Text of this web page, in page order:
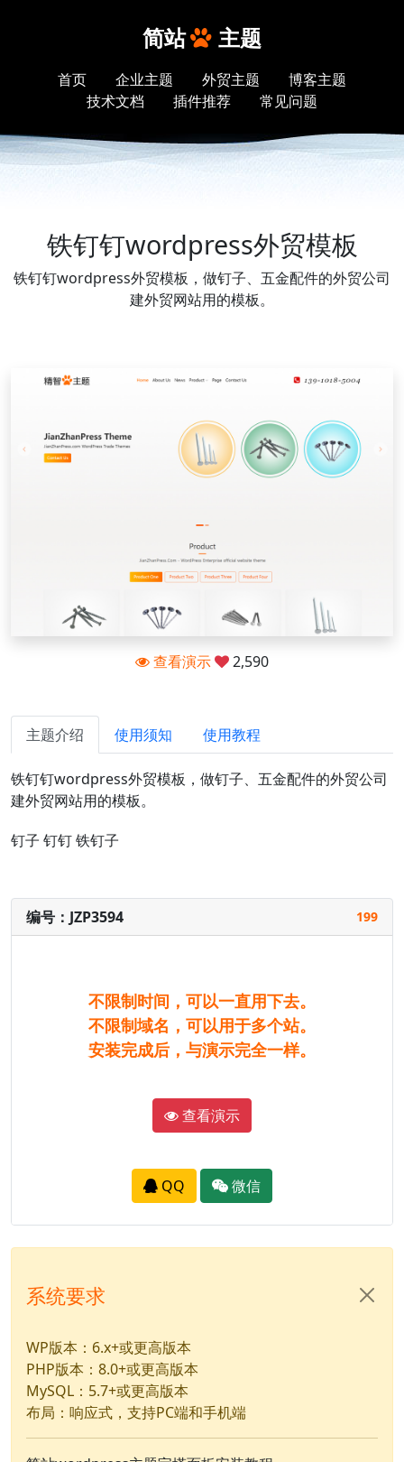
简站 主题
首页 企业主题 外贸主题
博客主题
技术文档
插件推荐 常见问题
铁钉钉wordpress外贸模板
铁钉钉wordpress外贸模板，做钉子、五金配件的外贸公司
建外贸网站用的模板。
查看演示 2,590
主题介绍 使用须知 使用教程
铁钉钉wordpress外贸模板，做钉子、五金配件的外贸公司
建外贸网站用的模板。
钉子 钉钉铁钉子
编号：JZP3594 199
不限制时间，可以一直用下去。
不限制域名，可以用于多个站。
安装完成后，与演示完全一样。
查看演示
QQ 微信
系统要求
WP版本：6.x+或更高版本
PHP版本：8.0+或更高版本
MySQL：5.7+或更高版本
布局：响应式，支持PC端和手机端